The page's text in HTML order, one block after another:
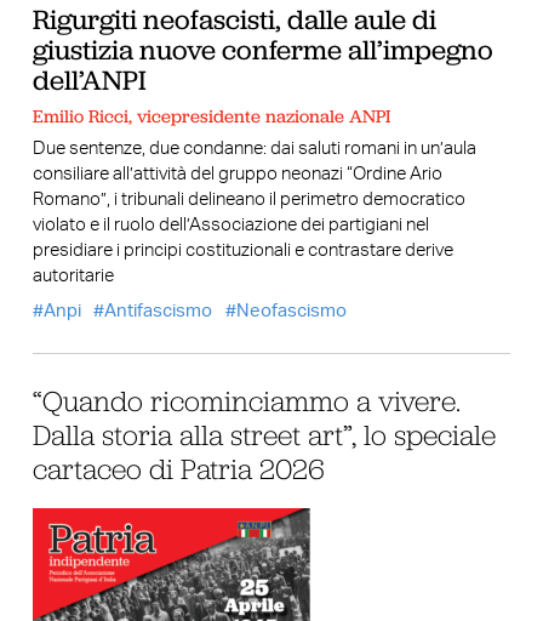
Rigurgiti neofascisti, dalle aule di
giustizia nuove conferme all’impegno
dell’ANPI
Emilio Ricci, vicepresidente nazionale ANPI
Due sentenze, due condanne: dai saluti romani in un’aula
consiliare all’attività del gruppo neonazi “Ordine Ario
Romano”, i tribunali delineano il perimetro democratico
violato e il ruolo dell’Associazione dei partigiani nel
presidiare i principi costituzionali e contrastare derive
autoritarie
Anpi
Antifascismo Neofascismo
“Quando ricominciammo a vivere.
Dalla storia alla street art”, lo speciale
cartaceo di Patria 2026